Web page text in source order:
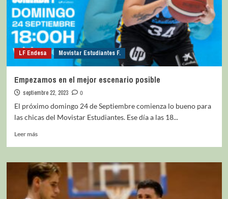
LF Endesa Movistar Estudiantes F.
Empezamos en el mejor escenario posible
septiembre 22, 2023
0
El próximo domingo 24 de Septiembre comienza lo bueno para
las chicas del Movistar Estudiantes. Ese día a las 18...
Leer más